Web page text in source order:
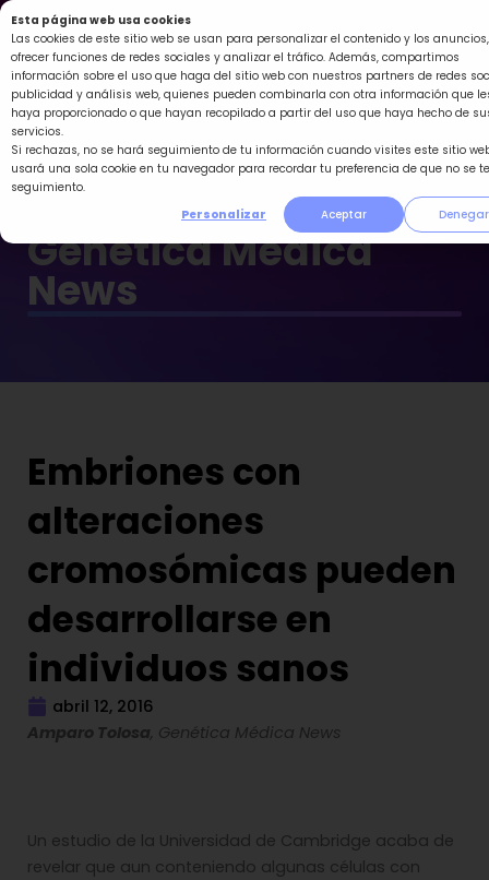
Esta página web usa cookies
Las cookies de este sitio web se usan para personalizar el contenido y los anuncios,
ofrecer funciones de redes sociales y analizar el tráfico. Además, compartimos
información sobre el uso que haga del sitio web con nuestros partners de redes
publicidad y análisis web, quienes pueden combinarla con otra información que
haya proporcionado o que hayan recopilado a partir del uso que haya hecho de
servicios.
Si rechazas, no se hará seguimiento de tu información cuando visites este sitio
usará una sola cookie en tu navegador para recordar tu preferencia de que no se
seguimiento.
Personalizar
Aceptar Denegar
Ir
al
contenido
Genética Médica
News
Embriones con
alteraciones
cromosómicas pueden
desarrollarse en
individuos sanos
abril 12, 2016
Amparo Tolosa, Genética Médica News
Un estudio de la Universidad de Cambridge acaba de
revelar que aun conteniendo algunas células con